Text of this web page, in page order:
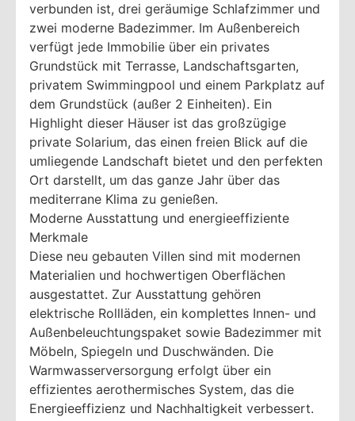
verbunden ist, drei geräumige Schlafzimmer und
zwei moderne Badezimmer. Im Außenbereich
verfügt jede Immobilie über ein privates
Grundstück mit Terrasse, Landschaftsgarten,
privatem Swimmingpool und einem Parkplatz auf
dem Grundstück (außer 2 Einheiten). Ein
Highlight dieser Häuser ist das großzügige
private Solarium, das einen freien Blick auf die
umliegende Landschaft bietet und den perfekten
Ort darstellt, um das ganze Jahr über das
mediterrane Klima zu genießen.
Moderne Ausstattung und energieeffiziente
Merkmale
Diese neu gebauten Villen sind mit modernen
Materialien und hochwertigen Oberflächen
ausgestattet. Zur Ausstattung gehören
elektrische Rollläden, ein komplettes Innen- und
Außenbeleuchtungspaket sowie Badezimmer mit
Möbeln, Spiegeln und Duschwänden. Die
Warmwasserversorgung erfolgt über ein
effizientes aerothermisches System, das die
Energieeffizienz und Nachhaltigkeit verbessert.